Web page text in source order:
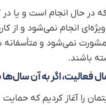
در حال انجام است و یا
انجام نمی‌شود و از
مشورت نمی‌شود و
باشند.
را آغاز کردیم که